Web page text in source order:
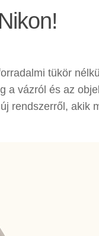
tükör
a vázról és az
rendszerről, akik